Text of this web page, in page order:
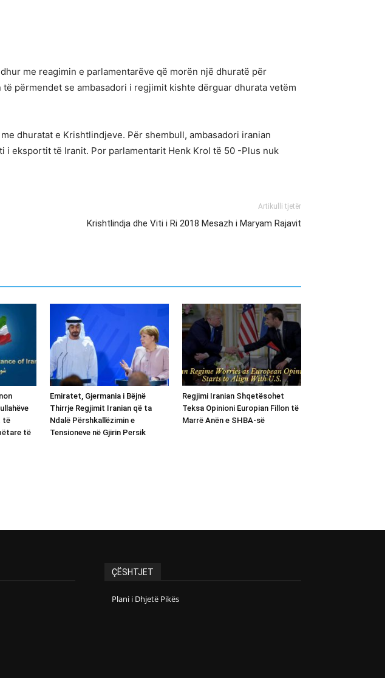
me reagimin e parlamentarëve që morën një dhuratë për
përmendet se ambasadori i regjimit kishte dërguar dhurata vetëm
dhuratat e Krishtlindjeve. Për shembull, ambasadori iranian
eksportit të Iranit. Por parlamentarit Henk Krol të 50 -Plus nuk
Artikulli tjetër
Krishtlindja dhe Viti i Ri 2018 Mesazh i Maryam Rajavit
të
të
Emiratet, Gjermania i Bëjnë
Thirrje Regjimit Iranian që ta
Ndalë Përshkallëzimin e
Tensioneve në Gjirin Persik
Regjimi Iranian Shqetësohet
Teksa Opinioni Europian Fillon të
Marrë Anën e SHBA-së
ÇËSHTJET
Plani i Dhjetë Pikës